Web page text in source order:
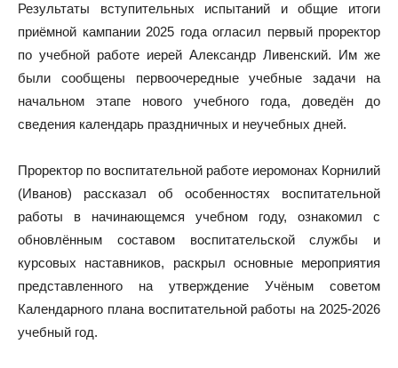
Результаты вступительных испытаний и общие итоги
приёмной кампании 2025 года огласил первый проректор
по учебной работе иерей Александр Ливенский. Им же
были сообщены первоочередные учебные задачи на
начальном этапе нового учебного года, доведён до
сведения календарь праздничных и неучебных дней.
Проректор по воспитательной работе иеромонах Корнилий
(Иванов) рассказал об особенностях воспитательной
работы в начинающемся учебном году, ознакомил с
обновлённым составом воспитательской службы и
курсовых наставников, раскрыл основные мероприятия
представленного на утверждение Учёным советом
Календарного плана воспитательной работы на 2025-2026
учебный год.